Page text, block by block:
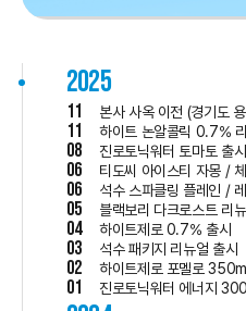
2025
11 본사 사옥 이전 (경기도
11 하이트 논알콜릭 0.7%
08 진로토닉워터 토마토 출시
06 티도씨 아이스티 자몽 /
06 석수 스파클링 플레인 /
05 블랙보리 다크로스트 리
04 하이트제로 0.7% 출시
03 석수 패키지 리뉴얼 출시
02 하이트제로 포멜로
01 진로토닉워터 에너지